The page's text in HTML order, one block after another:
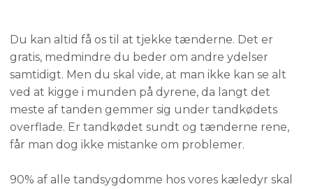
​Du kan altid få os til at tjekke tænderne. Det er
gratis, medmindre du beder om andre ydelser
samtidigt. Men du skal vide, at man ikke kan se alt
ved at kigge i munden på dyrene, da langt det
meste af tanden gemmer sig under tandkødets
overflade. Er tandkødet sundt og tænderne rene,
får man dog ikke mistanke om problemer.
90% af alle tandsygdomme hos vores kæledyr skal